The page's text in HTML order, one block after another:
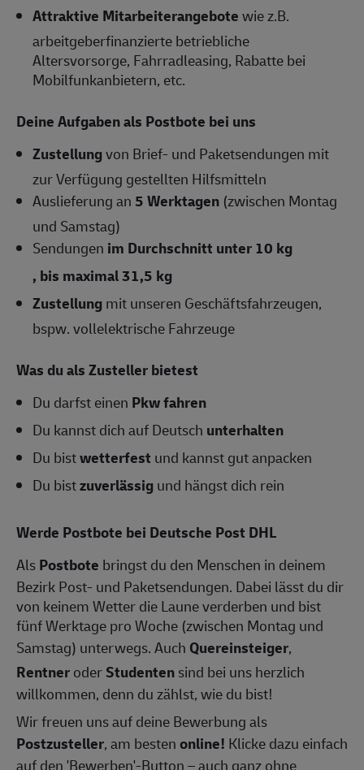
Attraktive Mitarbeiterangebotewie z.B.
arbeitgeberfinanzierte betriebliche
Altersvorsorge, Fahrradleasing, Rabatte bei
Mobilfunkanbietern, etc.
Deine Aufgaben als Postbote bei uns
Zustellungvon Brief- und Paketsendungen mit
zur Verfügung gestellten Hilfsmitteln
Auslieferung an5 Werktagen (zwischen Montag
und Samstag)
Sendungen im Durchschnitt unter 10 kg
, bis maximal 31,5 kg
Zustellungmit unseren Geschäftsfahrzeugen,
bspw. vollelektrische Fahrzeuge
Was du als Zusteller bietest
Du darfst einen Pkw fahren
Du kannst dich auf Deutsch unterhalten
Du bistwetterfest und kannst gut anpacken
Du bistzuverlässigund hängst dich rein
Werde Postbote bei Deutsche Post DHL
AlsPostbote bringst du den Menschen in deinem
Bezirk Post- und Paketsendungen. Dabei lässt du dir
von keinem Wetter die Laune verderben und bist
fünf Werktage pro Woche (zwischen Montag und
Samstag) unterwegs. Auch Quereinsteiger,
RentneroderStudentensind bei uns herzlich
willkommen, denn du zählst, wie du bist!
Wir freuen uns auf deine Bewerbung als
Postzusteller, am bestenonline! Klicke dazu einfach
auf den 'Bewerben'-Button – auch ganz ohne